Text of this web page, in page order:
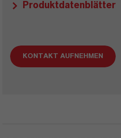
Produktdatenblätter
KONTAKT AUFNEHMEN